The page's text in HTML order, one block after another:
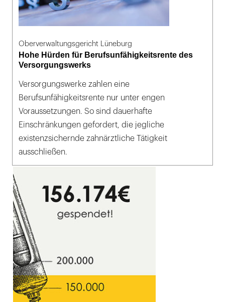
Oberverwaltungsgericht Lüneburg
Hohe Hürden für Berufsunfähigkeitsrente des
Versorgungswerks
Versorgungswerke zahlen eine
Berufsunfähigkeitsrente nur unter engen
Voraussetzungen. So sind dauerhafte
Einschränkungen gefordert, die jegliche
existenzsichernde zahnärztliche Tätigkeit
ausschließen.